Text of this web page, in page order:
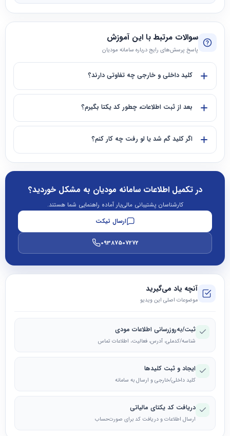
سوالات مرتبط با این آموزش
پاسخ پرسش‌های رایج درباره سامانه مودیان
کلید داخلی و خارجی چه تفاوتی دارند؟
بعد از ثبت اطلاعات، چطور کد یکتا بگیرم؟
اگر کلید گم شد یا لو رفت چه کار کنم؟
در تکمیل اطلاعات سامانه مودیان به مشکل خوردید؟
کارشناسان پشتیبانی مالی‌یار آماده راهنمایی شما هستند.
ارسال تیکت
09387507272
آنچه یاد می‌گیرید
موضوعات اصلی این ویدیو
ثبت/به‌روزرسانی اطلاعات مودی
شناسه/کدملی، آدرس، فعالیت، اطلاعات تماس
ایجاد و ثبت کلیدها
کلید داخلی/خارجی و ارسال به سامانه
دریافت کد یکتای مالیاتی
ارسال اطلاعات و دریافت کد برای صورت‌حساب